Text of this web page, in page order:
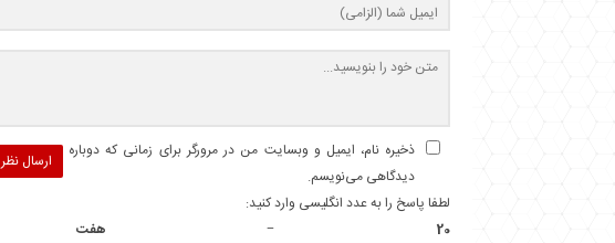
ارسال نظر
ذخیره نام، ایمیل و وبسایت من در مرورگر برای زمانی که دوباره
دیدگاهی می‌نویسم.
لطفا پاسخ را به عدد انگلیسی وارد کنید:
20 − هفت =